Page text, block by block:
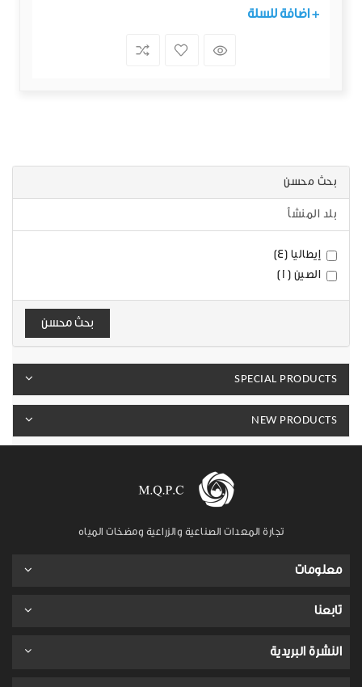
+ اضافة للسلة
بحث محسن
بلد المنشأ
إيطاليا (4)
الصين (1)
بحث محسن
SPECIAL PRODUCTS
NEW PRODUCTS
تجارة المعدات الصناعية والزراعية ومضخات المياه
معلومات
تابعنا
النشرة البريدية